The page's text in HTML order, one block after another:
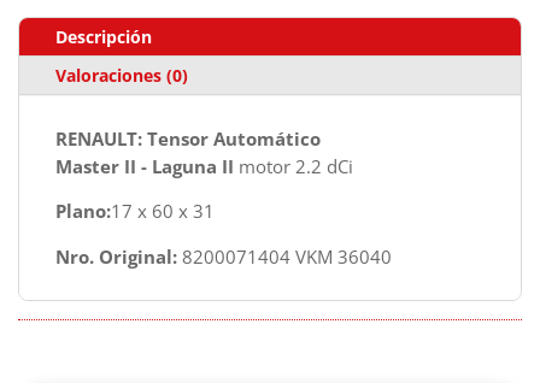
Descripción
Valoraciones (0)
RENAULT: Tensor Automático
Master II - Laguna II motor 2.2 dCi
Plano:17 x 60 x 31
Nro. Original: 8200071404 VKM 36040